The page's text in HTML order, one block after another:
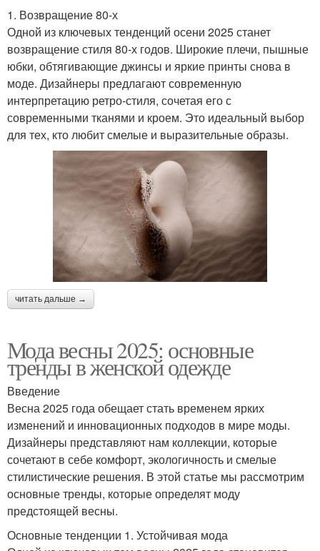
1. Возвращение 80-х
Одной из ключевых тенденций осени 2025 станет
возвращение стиля 80-х годов. Широкие плечи, пышные
юбки, обтягивающие джинсы и яркие принты снова в
моде. Дизайнеры предлагают современную
интерпретацию ретро-стиля, сочетая его с
современными тканями и кроем. Это идеальный выбор
для тех, кто любит смелые и выразительные образы.
читать дальше →
Мода весны 2025: основные
тренды в женской одежде
Введение
Весна 2025 года обещает стать временем ярких
изменений и инновационных подходов в мире моды.
Дизайнеры представляют нам коллекции, которые
сочетают в себе комфорт, экологичность и смелые
стилистические решения. В этой статье мы рассмотрим
основные тренды, которые определят моду
предстоящей весны.
Основные тенденции 1. Устойчивая мода